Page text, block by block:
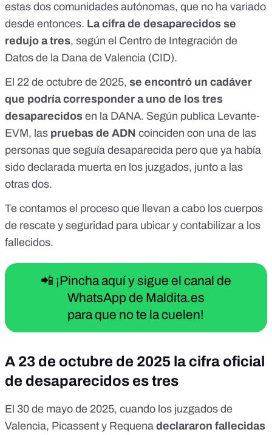
estas dos comunidades autónomas, que no ha variado
desde entonces. La cifra de desaparecidos se
redujo a tres, según el Centro de Integración de
Datos de la Dana de Valencia (CID).
El 22 de octubre de 2025, se encontró un cadáver
que podría corresponder a uno de los tres
desaparecidos en la DANA. Según publica Levante-
EVM, las pruebas de ADN coinciden con una de las
personas que seguía desaparecida pero que ya había
sido declarada muerta en los juzgados, junto a las
otras dos.
Te contamos el proceso que llevan a cabo los cuerpos
de rescate y seguridad para ubicar y contabilizar a los
fallecidos.
📲 ¡Pincha aquí y sigue el canal de
WhatsApp de Maldita.es
para que no te la cuelen!
A 23 de octubre de 2025 la cifra oficial
de desaparecidos es tres
El 30 de mayo de 2025, cuando los juzgados de
Valencia, Picassent y Requena declararon fallecidas